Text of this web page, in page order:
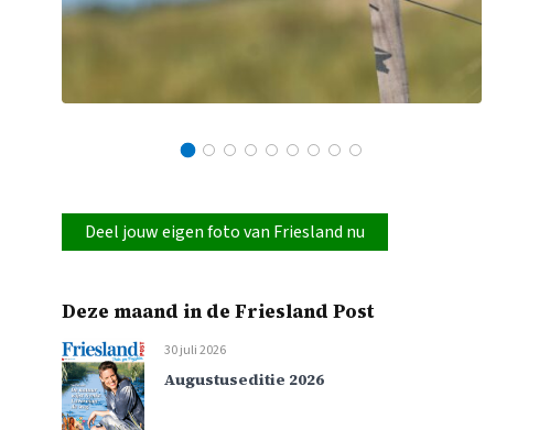
Deel jouw eigen foto van Friesland nu
Deze maand in de Friesland Post
30 juli 2026
Augustuseditie 2026